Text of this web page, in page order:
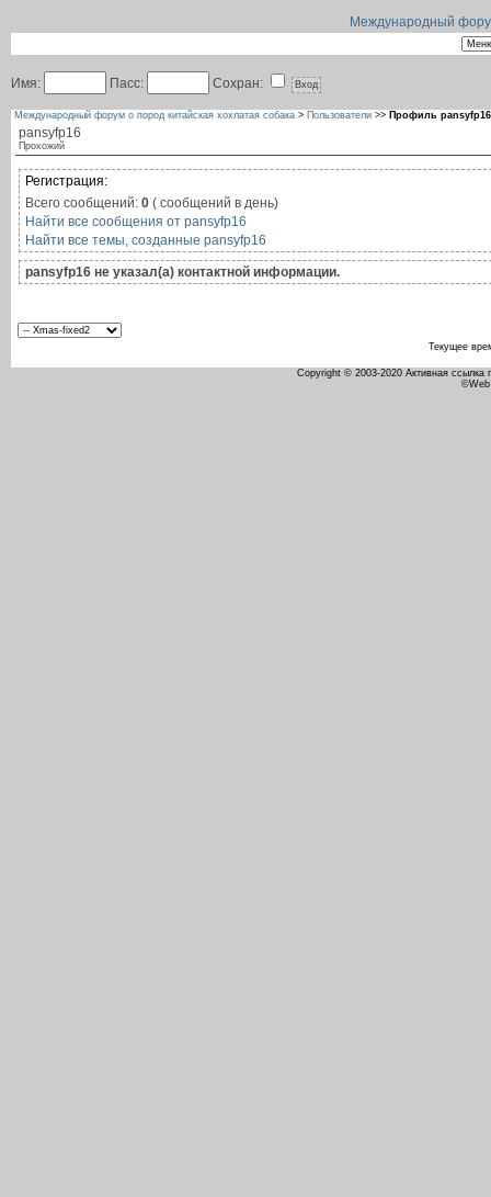
Международный
Имя: Пасс: Сохран:
Международный форум о пород китайская хохлатая собака > Пользователи >> Профиль pansyfp16
pansyfp16
Прохожий
Регистрация:
Всего сообщений: 0 ( сообщений в день)
Найти все сообщения от pansyfp16
Найти все темы, созданные pansyfp16
pansyfp16 не указал(а) контактной информации.
Текущее
Copyright © 2003-2020 Активная ссылка